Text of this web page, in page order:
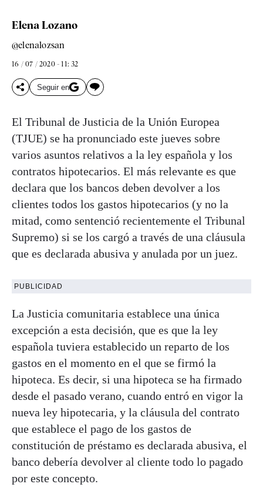
Elena Lozano
@elenalozsan
16 / 07 / 2020 - 11: 32
Seguir en
El Tribunal de Justicia de la Unión Europea
(TJUE) se ha pronunciado este jueves sobre
varios asuntos relativos a la ley española y los
contratos hipotecarios. El más relevante es que
declara que los bancos deben devolver a los
clientes todos los gastos hipotecarios (y no la
mitad, como sentenció recientemente el Tribunal
Supremo) si se los cargó a través de una cláusula
que es declarada abusiva y anulada por un juez.
PUBLICIDAD
La Justicia comunitaria establece una única
excepción a esta decisión, que es que la ley
española tuviera establecido un reparto de los
gastos en el momento en el que se firmó la
hipoteca. Es decir, si una hipoteca se ha firmado
desde el pasado verano, cuando entró en vigor la
nueva ley hipotecaria, y la cláusula del contrato
que establece el pago de los gastos de
constitución de préstamo es declarada abusiva, el
banco debería devolver al cliente todo lo pagado
por este concepto.